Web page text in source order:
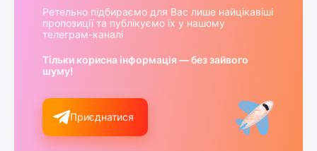
Ретельно підбираємо для Вас лише найцікавіші
пропозиції та публікуємо їх у нашому
телеграм-каналі
Тільки корисна інформація — без зайвого
шуму!
Приєднатися